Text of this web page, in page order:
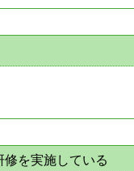
を実施している